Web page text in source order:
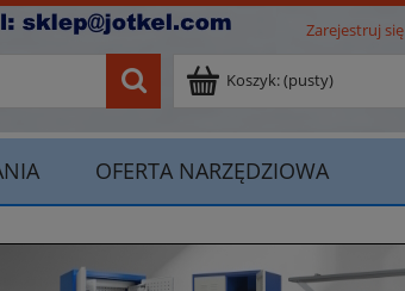
Zarejestruj się
Koszyk:(pusty)
OFERTA NARZĘDZIOWA